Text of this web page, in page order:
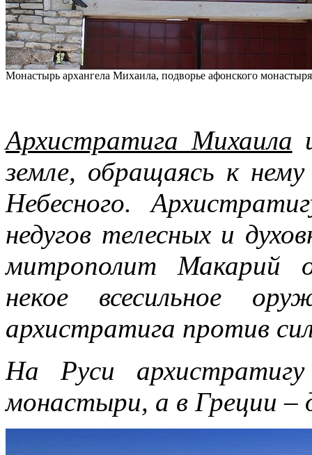
Монастырь архангела Михаила, подворье афонского
Архистратига Михаила
земле, обращаясь к
Небесного.
недугов телесных и
митрополит Макарий
некое всесильное
архистратига против
На Руси
монастыри, а в Греции –